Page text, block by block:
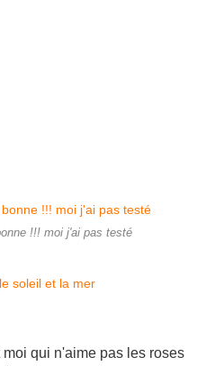
!!! moi j'ai pas testé
qui n'aime pas les roses